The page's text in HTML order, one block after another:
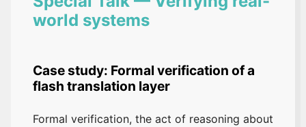
world systems
Case study: Formal verification of a
flash translation layer
Formal verification, the act of reasoning about